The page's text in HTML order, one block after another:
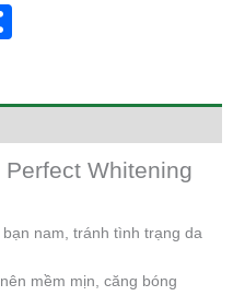
Whitening
nam, tránh tình trạng da
mềm mịn, căng bóng